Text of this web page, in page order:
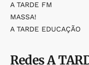
A TARDE FM
MASSA!
A TARDE EDUCAÇÃO
RedesA